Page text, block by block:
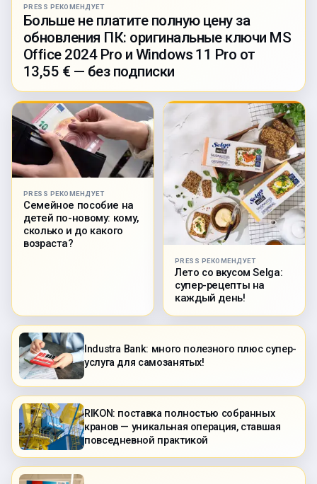
PRESS РЕКОМЕНДУЕТ
Больше не платите полную цену за
обновления ПК: оригинальные ключи MS
Office 2024 Pro и Windows 11 Pro от
13,55 € — без подписки
PRESS РЕКОМЕНДУЕТ
Семейное пособие на
детей по-новому: кому,
сколько и до какого
возраста?
PRESS РЕКОМЕНДУЕТ
Лето со вкусом Selga:
супер-рецепты на
каждый день!
Industra Bank: много полезного плюс супер-
услуга для самозанятых!
RIKON: поставка полностью собранных
кранов — уникальная операция, ставшая
повседневной практикой